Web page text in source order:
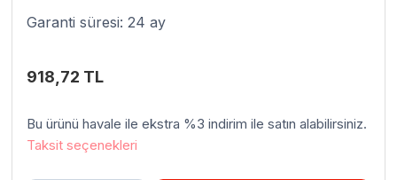
Garanti süresi: 24 ay
918,72 TL
Bu ürünü havale ile ekstra %3 indirim ile satın alabilirsiniz.
Taksit seçenekleri